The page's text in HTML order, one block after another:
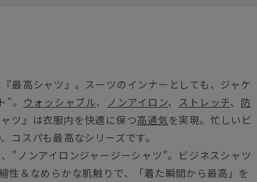
最高シャツ』。スーツのインナーとしても、ジャケ
。
ウォッシャブル、 ノンアイロン、 ストレッチ、 防
ツ』は衣服内を快適に保つ高通気を実現。忙しいビ
コスパも最高なシリーズです。
"ノンアイロンジャージーシャツ"。ビジネスシャツ
性＆なめらかな肌触りで、「着た瞬間から最高」を